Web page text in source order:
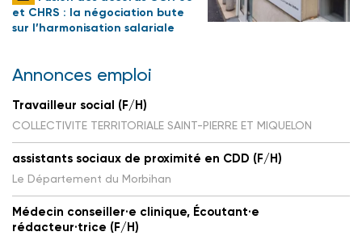
et CHRS : la négociation bute
sur l’harmonisation salariale
Annonces emploi
Travailleur social (F/H)
COLLECTIVITE TERRITORIALE SAINT-PIERRE ET MIQUELON
assistants sociaux de proximité en CDD (F/H)
Le Département du Morbihan
Médecin conseiller·e clinique, Écoutant·e
rédacteur·trice (F/H)